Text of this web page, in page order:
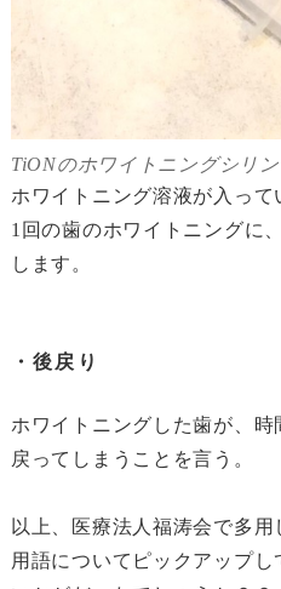
TiONのホワイトニングシリ
ホワイトニング溶液が入って
1回の歯のホワイトニングに
します。
・後戻り
ホワイトニングした歯が、
戻ってしまうことを言う。
以上、医療法人福涛会で多
用語についてピックアップし